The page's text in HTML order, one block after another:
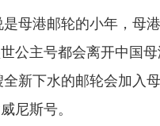
母港邮轮的小年，母
公主号都会离开中国
新下水的邮轮会加入
尼斯号。